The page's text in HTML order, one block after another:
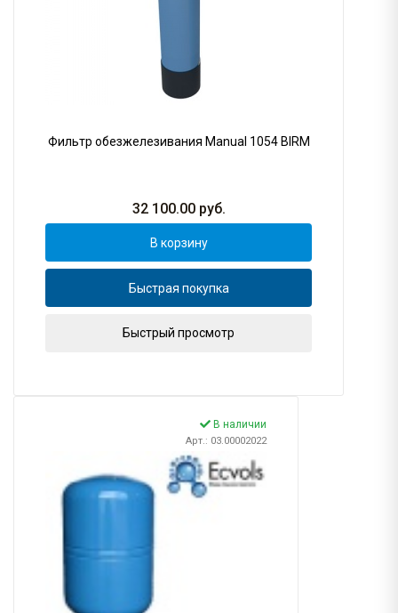
Фильтр обезжелезивания Manual 1054 BIRM
32 100.00руб.
В корзину
Быстрая покупка
Быстрый просмотр
В наличии
Арт.: 03.00002022